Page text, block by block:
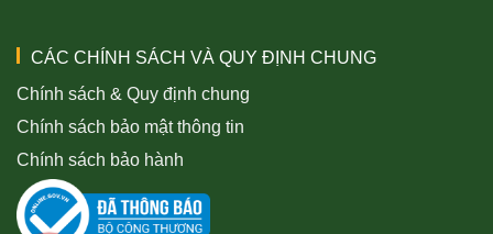
CÁC CHÍNH SÁCH VÀ QUY ĐỊNH CHUNG
Chính sách & Quy định chung
Chính sách bảo mật thông tin
Chính sách bảo hành